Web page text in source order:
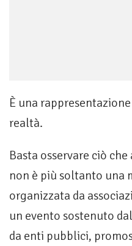
È una
realtà.
Basta osservare ciò
non è più soltanto una
organizzata da
un evento sostenuto
da enti pubblici,